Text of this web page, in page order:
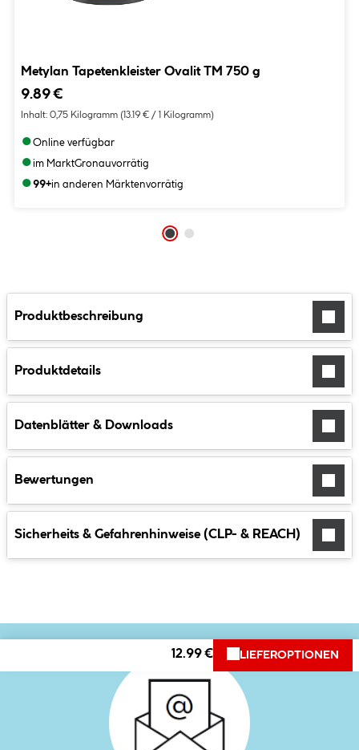
Metylan Tapetenkleister Ovalit TM 750 g
9.89 €
Inhalt: 0,75 Kilogramm (13.19 € / 1 Kilogramm)
●Online verfügbar
●im MarktGronauvorrätig
●99+in anderen Märktenvorrätig
Produktbeschreibung
Produktdetails
Datenblätter & Downloads
Bewertungen
Sicherheits & Gefahrenhinweise (CLP- & REACH)
12.99 € LIEFEROPTIONEN